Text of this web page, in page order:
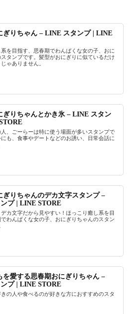
ぎりちゃん – LINE スタンプ | LINE
を目指す、思春期でわんぱくな女の子、おに
スタンプです。髪型がおにぎりに似ているだけ
ゃありません。
ぎりちゃんとかき氷 – LINE スタン
、ごーらーは特に使う場面が多いスタンプで
も、食事やデートなどのお誘い、日常会話に
ぎりちゃんのデカ文字スタンプ –
プ | LINE STORE
カ文字だから見やすい！ほっこり癒し系を目
わんぱくな女の子、おにぎりちゃんのスタン
を愛する思春期おにぎりちゃん –
プ | LINE STORE
の人や食べるのが好きな方におすすめのスタ